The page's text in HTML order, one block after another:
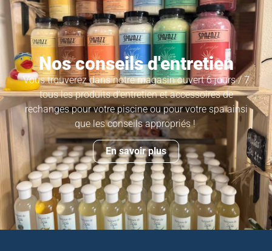
Nos conseils d'entretien
Vous trouverez dans notre magasin ouvert 6 jours / 7
tous les produits d’entretien et accessoires de
rechanges pour votre piscine ou pour votre spa ainsi
que les conseils appropriés !
En savoir plus